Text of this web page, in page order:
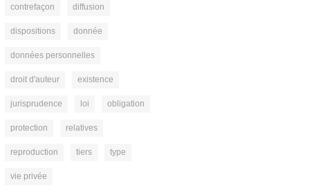
contrefaçon diffusion
dispositions donnée
données personnelles
droit d'auteur existence
jurisprudence loi obligation
protection relatives
reproduction tiers type
vie privée